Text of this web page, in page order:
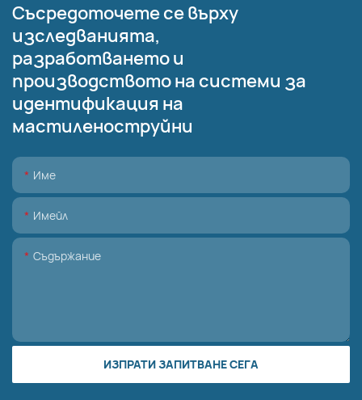
Съсредоточете се върху
изследванията,
разработването и
производството на системи за
идентификация на
мастиленоструйни
Име
Имейл
Съдържание
ИЗПРАТИ ЗАПИТВАНЕ СЕГА